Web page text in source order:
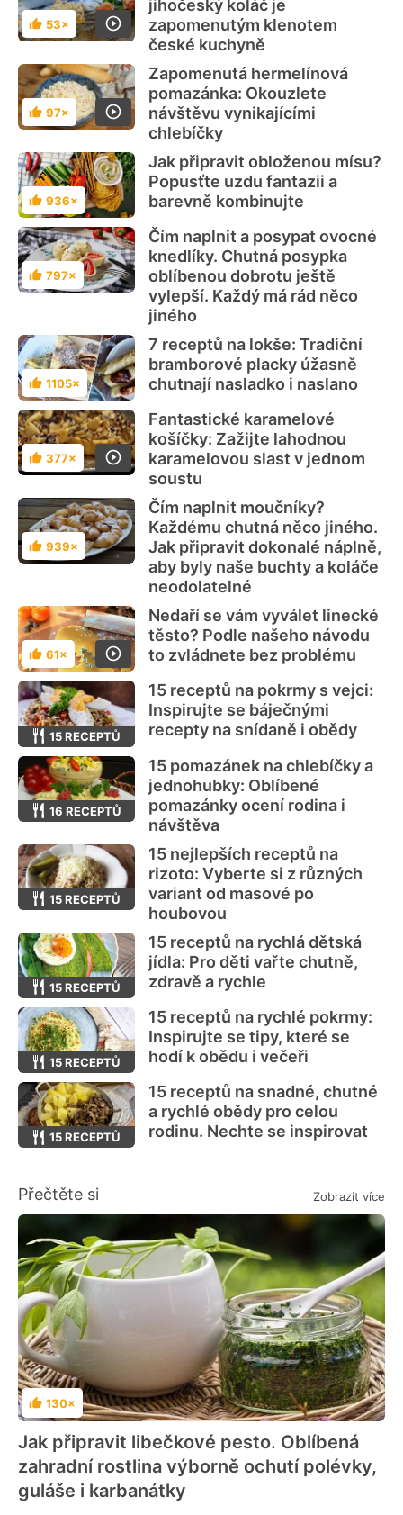
Hodnocení
53×
jihočeský koláč je
zapomenutým klenotem
české kuchyně
Hodnocení
97×
Zapomenutá hermelínová
pomazánka: Okouzlete
návštěvu vynikajícími
chlebíčky
Hodnocení
936×
Jak připravit obloženou mísu?
Popusťte uzdu fantazii a
barevně kombinujte
Hodnocení
797×
Čím naplnit a posypat ovocné
knedlíky. Chutná posypka
oblíbenou dobrotu ještě
vylepší. Každý má rád něco
jiného
Hodnocení
1105×
7 receptů na lokše: Tradiční
bramborové placky úžasně
chutnají nasladko i naslano
Hodnocení
377×
Fantastické karamelové
košíčky: Zažijte lahodnou
karamelovou slast v jednom
soustu
Hodnocení
939×
Čím naplnit moučníky?
Každému chutná něco jiného.
Jak připravit dokonalé náplně,
aby byly naše buchty a koláče
neodolatelné
Hodnocení
61×
Nedaří se vám vyválet linecké
těsto? Podle našeho návodu
to zvládnete bez problému
15 RECEPTŮ
15 receptů na pokrmy s vejci:
Inspirujte se báječnými
recepty na snídaně i obědy
16 RECEPTŮ
15 pomazánek na chlebíčky a
jednohubky: Oblíbené
pomazánky ocení rodina i
návštěva
15 RECEPTŮ
15 nejlepších receptů na
rizoto: Vyberte si z různých
variant od masové po
houbovou
15 RECEPTŮ
15 receptů na rychlá dětská
jídla: Pro děti vařte chutně,
zdravě a rychle
15 RECEPTŮ
15 receptů na rychlé pokrmy:
Inspirujte se tipy, které se
hodí k obědu i večeři
15 RECEPTŮ
15 receptů na snadné, chutné
a rychlé obědy pro celou
rodinu. Nechte se inspirovat
Přečtěte si Zobrazit více
Hodnocení
130×
Jak připravit libečkové pesto. Oblíbená
zahradní rostlina výborně ochutí polévky,
guláše i karbanátky